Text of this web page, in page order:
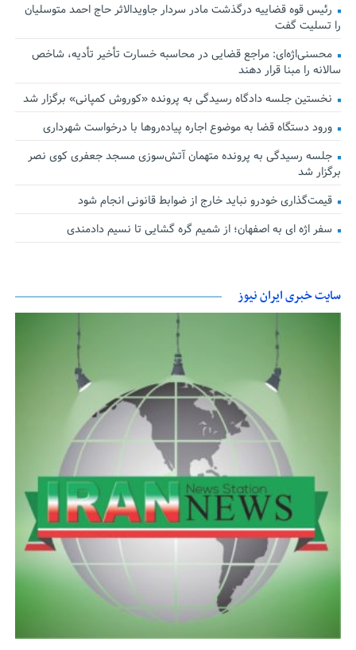
رئیس قوه قضاییه درگذشت مادر سردار جاویدالاثر حاج احمد متوسلیان
را تسلیت گفت
محسنی‌اژه‌ای: مراجع قضایی در محاسبه خسارت تأخیر تأدیه، شاخص
سالانه را مبنا قرار دهند
نخستین جلسه دادگاه رسیدگی به پرونده «کوروش کمپانی» برگزار شد
ورود دستگاه قضا به موضوع اجاره پیاده‌روها با درخواست شهرداری
جلسه رسیدگی به پرونده متهمان آتش‌سوزی مسجد جعفری کوی نصر
برگزار شد
قیمت‌گذاری خودرو نباید خارج از ضوابط قانونی انجام شود
سفر اژه ای به اصفهان؛ از شمیم گره گشایی تا نسیم دادمندی
سایت خبری ایران نیوز